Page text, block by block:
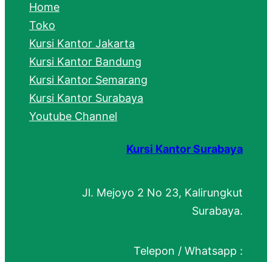
h
Home
Toko
Kursi Kantor Jakarta
Kursi Kantor Bandung
Kursi Kantor Semarang
Kursi Kantor Surabaya
Youtube Channel
Kursi Kantor Surabaya
Jl. Mejoyo 2 No 23, Kalirungkut
Surabaya.
Telepon / Whatsapp :